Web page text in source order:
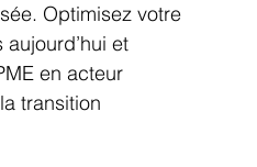
Optimisez votre
et
en acteur
transition